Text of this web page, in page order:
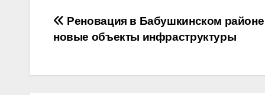
Навигация
записям
Реновация в Бабушкинском районе
новые объекты инфраструктуры